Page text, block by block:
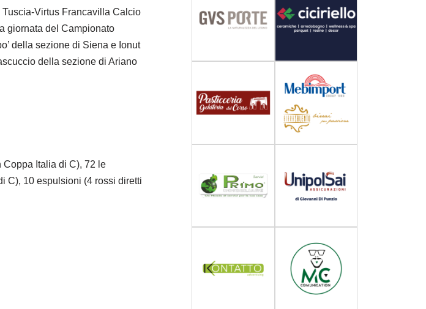
Tuscia-Virtus Francavilla Calcio
giornata del Campionato
della sezione di Siena e Ionut
della sezione di Ariano
Coppa Italia di C), 72 le
C), 10 espulsioni (4 rossi diretti